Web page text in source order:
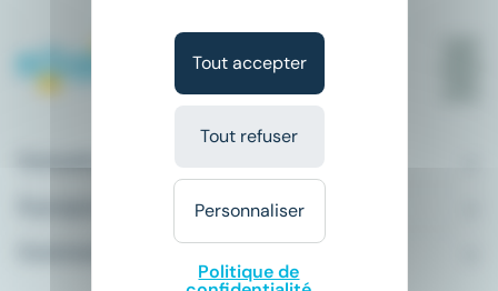
Tout accepter
Tout refuser
Personnaliser
Politique de